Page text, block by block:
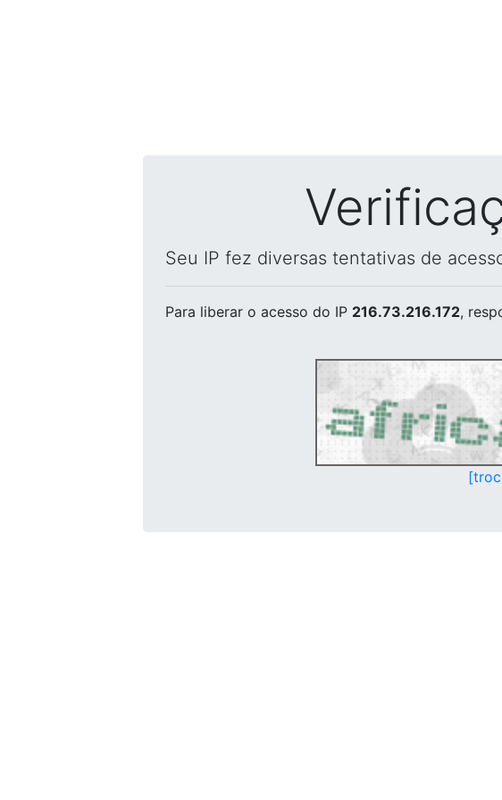
Seu IP fez diversas tentativas de
Para liberar o acesso do IP 216.73.216.172,